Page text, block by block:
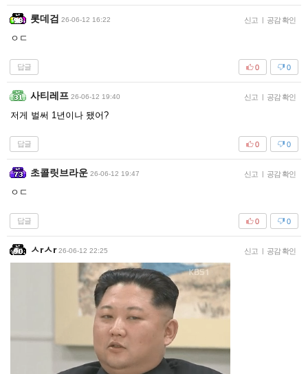
롯데검 26-06-12 16:22 신고 | 공감 확인
ㅇㄷ
답글 0
0
사티레프 26-06-12 19:40 신고 | 공감 확인
저게 벌써 1년이나 됐어?
답글 0
0
초콜릿브라운 26-06-12 19:47 신고 | 공감 확인
ㅇㄷ
답글 0
0
ㅅrㅅr 26-06-12 22:25 신고 | 공감 확인